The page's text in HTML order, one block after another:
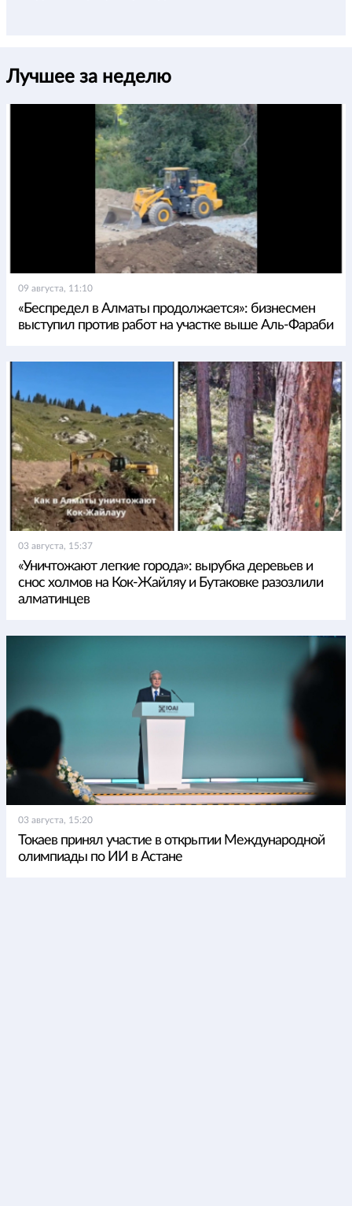
Лучшее за неделю
09 августа, 11:10
«Беспредел в Алматы продолжается»: бизнесмен
выступил против работ на участке выше Аль-Фараби
03 августа, 15:37
«Уничтожают легкие города»: вырубка деревьев и
снос холмов на Кок-Жайляу и Бутаковке разозлили
алматинцев
03 августа, 15:20
Токаев принял участие в открытии Международной
олимпиады по ИИ в Астане